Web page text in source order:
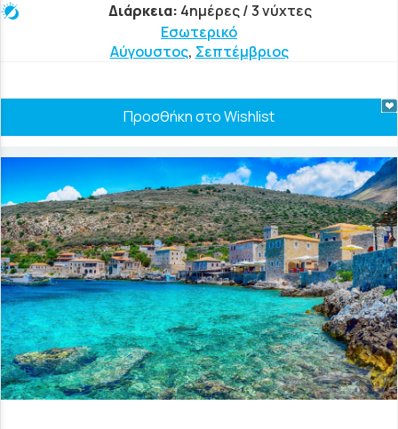
Διάρκεια: 4ημέρες / 3 νύχτες
Εσωτερικό
Αύγουστος, Σεπτέμβριος
Προσθήκη στο Wishlist